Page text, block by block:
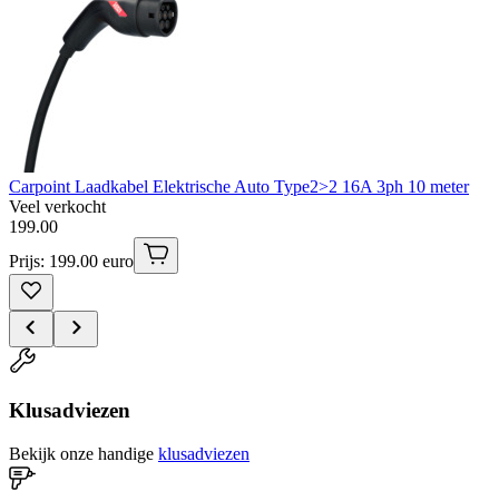
Carpoint Laadkabel Elektrische Auto Type2>2 16A 3ph 10 meter
Veel verkocht
199.00
Prijs: 199.00 euro
Klusadviezen
Bekijk onze handige klusadviezen